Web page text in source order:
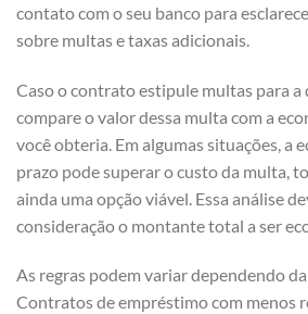
contato com o seu banco para
sobre multas e taxas adicionais.
Caso o contrato estipule multas para a
compare o valor dessa multa com a
você obteria. Em algumas situações, a
prazo pode superar o custo da multa,
ainda uma opção viável. Essa análise
consideração o montante total a ser
As regras podem variar dependendo
Contratos de empréstimo com menos